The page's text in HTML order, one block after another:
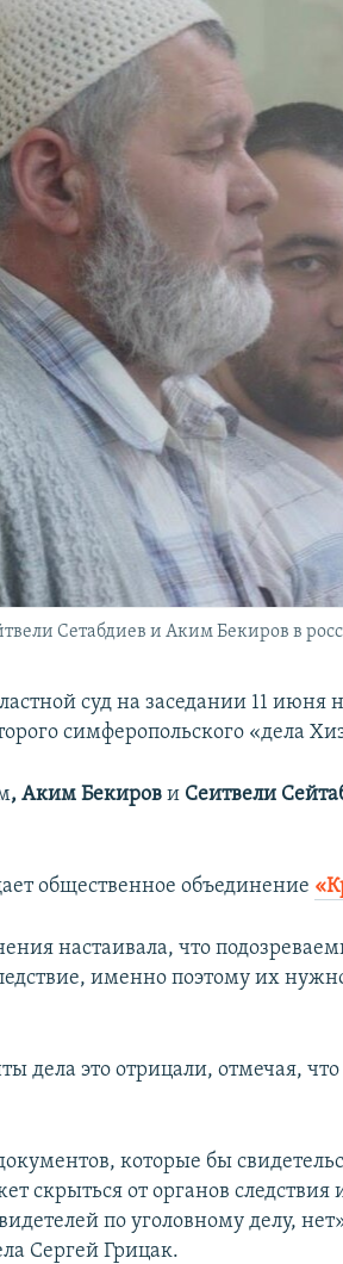
Сетабдиев и Аким Бекиров в
суд на заседании 11 июня
симферопольского «дела
, Аким Бекиров и Сеитвели
общественное объединение
настаивала, что
именно поэтому их
дела это отрицали, отмечая,
которые бы
скрыться от органов
по уголовному делу,
Сергей Грицак.